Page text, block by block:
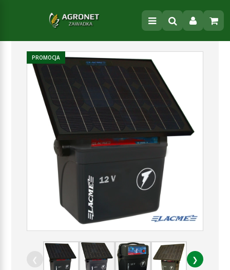
PROMOCJA
❮ ❯